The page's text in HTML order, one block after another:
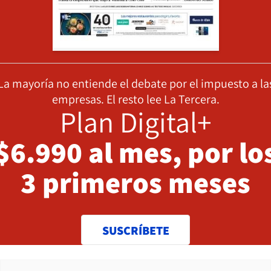
mayoría no entiende el debate por el impuesto a
empresas. El resto lee La Tercera.
Plan Digital+
al mes, por
3 primeros meses
SUSCRÍBETE